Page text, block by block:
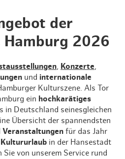
der
2026
, Konzerte
und internationale
Kulturszene. Als Tor
ein hochkarätiges
in Deutschland seinesgleichen
Übersicht der spannendsten
Veranstaltungen für das Jahr
Kultururlaubin der Hansestadt
von unserem Service rund